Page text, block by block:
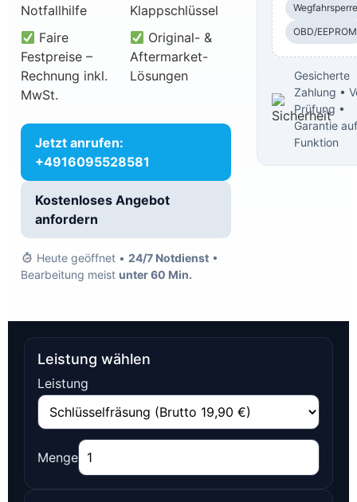
Notfallhilfe
Klappschlüssel
Faire
Festpreise –
Rechnung inkl.
MwSt.
Original- &
Aftermarket-
Lösungen
Jetzt anrufen:
+4916095528581
Kostenloses Angebot
anfordern
Heute geöffnet • 24/7 Notdienst•
Bearbeitung meist unter 60 Min.
Wegfahrsperre
OBD/EEPROM
Gesicherte
Zahlung •
Prüfung •
Garantie auf
Funktion
Leistung wählen
Leistung
Menge